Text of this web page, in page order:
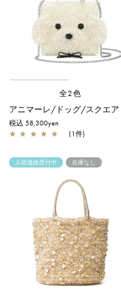
全2色
税込 58,300yen
★ ★ ★ ★ ★ (1件)
入荷連絡受付中 在庫なし